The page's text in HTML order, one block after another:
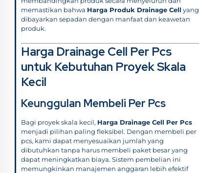
memastikan bahwa Harga Produk Drainage Cell yang
dibayarkan sepadan dengan manfaat dan keawetan
produk.
Harga Drainage Cell Per Pcs
untuk Kebutuhan Proyek Skala
Kecil
Keunggulan Membeli Per Pcs
Bagi proyek skala kecil, Harga Drainage Cell Per Pcs
menjadi pilihan paling fleksibel. Dengan membeli per
pcs, kami dapat menyesuaikan jumlah yang
dibutuhkan tanpa harus membeli paket besar yang
dapat meningkatkan biaya. Sistem pembelian ini
memungkinkan manajemen anggaran lebih efektif